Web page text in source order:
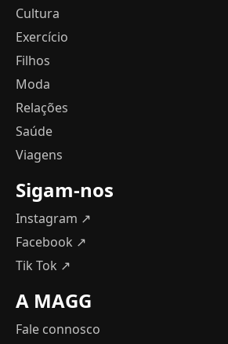
Cultura
Exercício
Filhos
Moda
Relações
Saúde
Viagens
Sigam-nos
Instagram ↗
Facebook ↗
Tik Tok ↗
A MAGG
Fale connosco